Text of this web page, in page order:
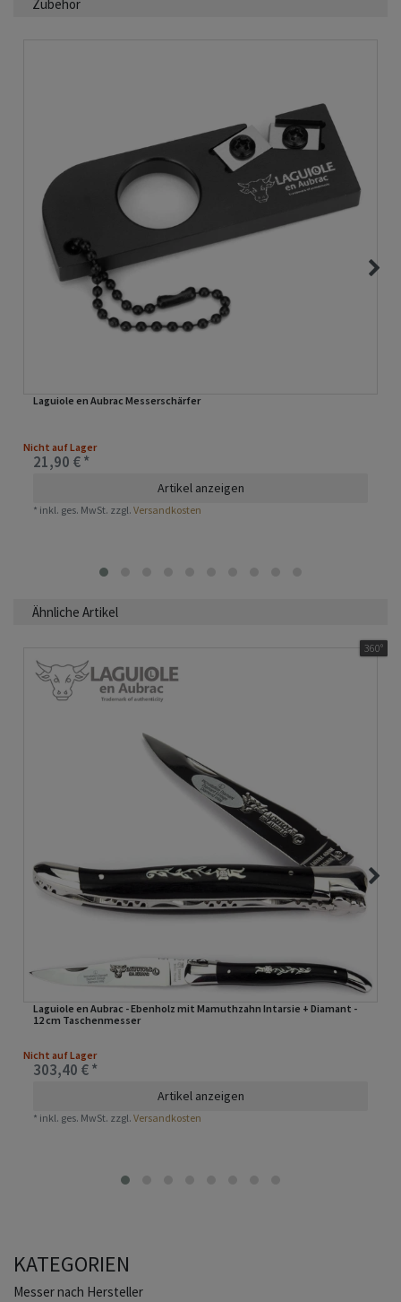
Zubehör
Laguiole en Aubrac Messerschärfer
Nicht auf Lager
21,90 € *
Artikel anzeigen
* inkl. ges. MwSt. zzgl.Versandkosten
Ähnliche Artikel
Laguiole en Aubrac - Ebenholz mit Mamuthzahn Intarsie + Diamant -
12 cm Taschenmesser
Nicht auf Lager
303,40 € *
360°
Artikel anzeigen
* inkl. ges. MwSt. zzgl.Versandkosten
KATEGORIEN
Home
Messer nach Hersteller